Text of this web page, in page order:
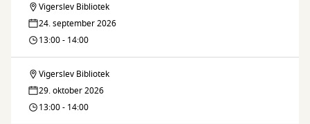
Forældrecaféer
ved
Dagens
tema:
Vigerslev Bibliotek
24. september 2026
13:00 - 14:00
Forældrecaféer
ved
Vigerslev Bibliotek
29. oktober 2026
13:00 - 14:00